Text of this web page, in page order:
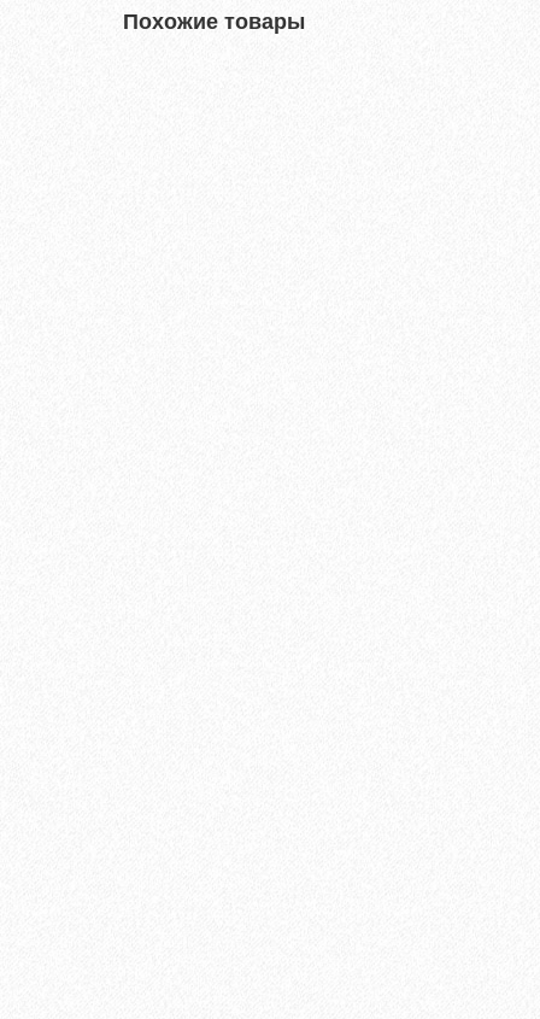
Похожие товары